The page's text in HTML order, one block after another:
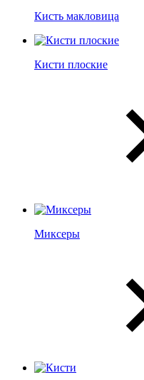
Кисть макловица
Кисти плоские
Миксеры